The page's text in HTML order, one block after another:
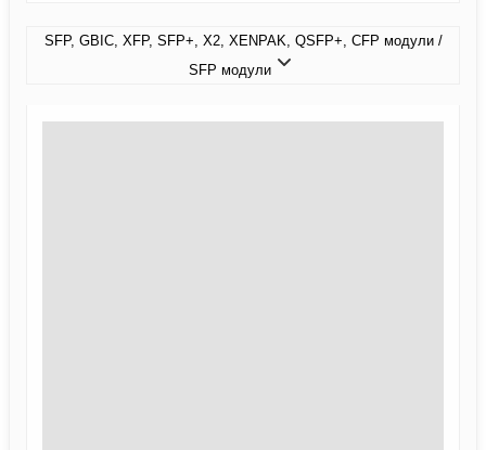
SFP, GBIC, XFP, SFP+, X2, XENPAK, QSFP+, CFP модули /
SFP модули